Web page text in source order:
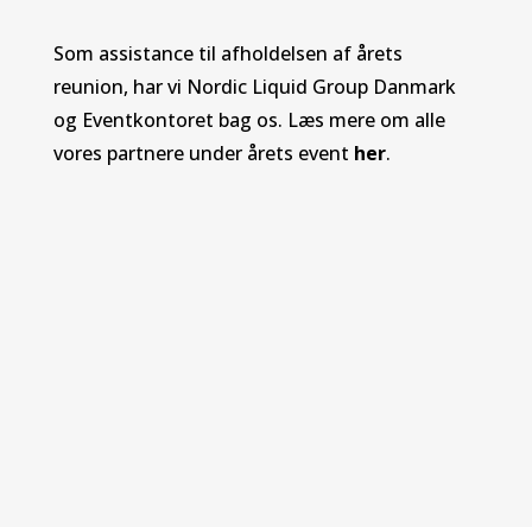
Som assistance til afholdelsen af årets
reunion, har vi Nordic Liquid Group Danmark
og Eventkontoret bag os. Læs mere om alle
vores partnere under årets event her.